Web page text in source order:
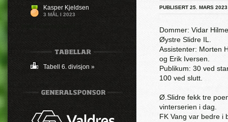
Kasper Kjeldsen
3 MÅL I 2023
Tabell 6. divisjon »
PUBLISERT 25. MARS 2023
Dommer: Vidar
Øystre Slidre IL.
Assistenter: Morten
og Erik Iversen.
Publikum: 30 ved
100 ved slutt.
Ø.Slidre fekk tre
vinterserien i dag.
FK Vang var bedre i